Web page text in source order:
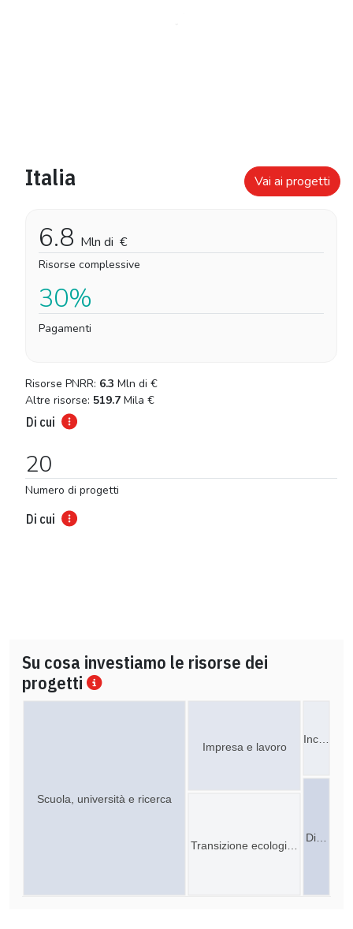
Italia Vai ai progetti
6.8 Mln di €
Risorse complessive
30%
Pagamenti
Risorse PNRR: 6.3 Mln di €
Altre risorse: 519.7 Mila €
Di cui
20
Numero di progetti
Di cui
Su cosa investiamo le risorse dei
progetti
Di…
Scuola, università e ricerca
Impresa e lavoro
Inc…
Transizione ecologi…